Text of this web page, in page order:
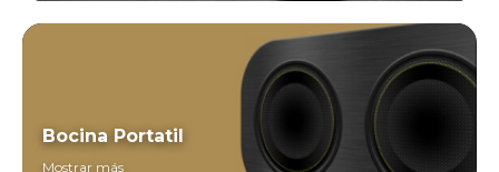
Bocina Portatil
Mostrar más